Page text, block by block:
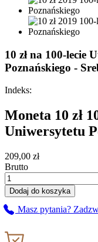
10 zł na 100-lecie
Poznańskiego -
Indeks:
Moneta 10 zł
Uniwersytetu
209,00 zł
Brutto
Dodaj do koszyka
Masz pytania?